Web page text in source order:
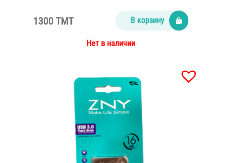
1300 TMT В корзину
Нет в наличии